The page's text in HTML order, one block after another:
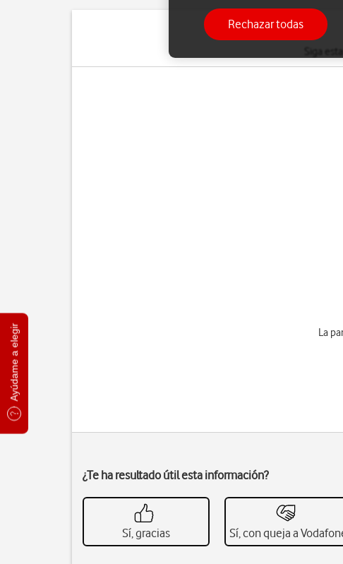
Ayúdame a elegir
La
¿Te ha resultado útil esta información?
Sí, gracias Sí, con queja a
Rechazar todas